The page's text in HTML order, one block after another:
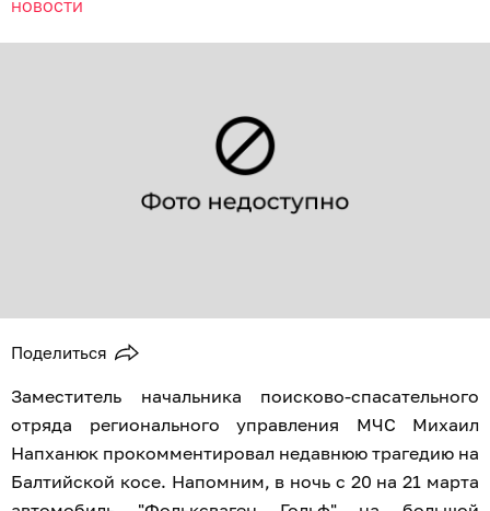
НОВОСТИ
Поделиться
Заместитель начальника поисково-спасательного
отряда регионального управления МЧС Михаил
Напханюк прокомментировал недавнюю трагедию на
Балтийской косе. Напомним, в ночь с 20 на 21 марта